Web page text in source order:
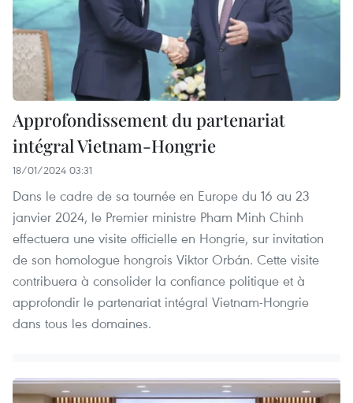
Approfondissement du partenariat
intégral Vietnam-Hongrie
18/01/2024 03:31
Dans le cadre de sa tournée en Europe du 16 au 23
janvier 2024, le Premier ministre Pham Minh Chinh
effectuera une visite officielle en Hongrie, sur invitation
de son homologue hongrois Viktor Orbán. Cette visite
contribuera à consolider la confiance politique et à
approfondir le partenariat intégral Vietnam-Hongrie
dans tous les domaines.